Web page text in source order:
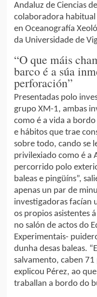
Andaluz de Ciencias
colaboradora
en Oceanografía
da Universidade de
“O que máis
barco é a súa
perforación”
Presentadas polo
grupo XM-1, ambas
como é a vida a
e hábitos que trae
sobre todo, cando se
privilexiado como é a
percorrido polo
baleas e pingüíns”,
apenas un par de
investigadoras facían
os propios asistentes
no salón de actos do
Experimentais-
dunha desas baleas.
salvamento, caben 71
explicou Pérez, ao
traballan a bordo do